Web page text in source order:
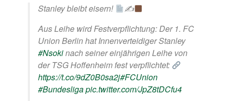
Stanley bleibt eisern!
✍
Aus Leihe wird Festverpflichtung: Der 1. FC
Union Berlin hat Innenverteidiger Stanley
#Nsokinach seiner einjährigen Leihe von
der TSG Hoffenheim fest verpflichtet:
https://t.co/9dZ0B0sa2j#FCUnion
#Bundesligapic.twitter.com/JpZ8tDCfu4